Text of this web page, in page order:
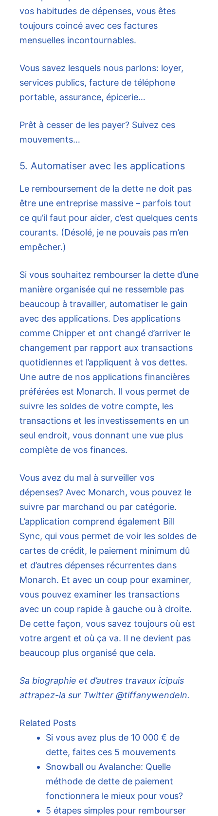
vos habitudes de dépenses, vous êtes
toujours coincé avec ces factures
mensuelles incontournables.
Vous savez lesquels nous parlons: loyer,
services publics, facture de téléphone
portable, assurance, épicerie…
Prêt à cesser de les payer? Suivez ces
mouvements…
5. Automatiser avec les applications
Le remboursement de la dette ne doit pas
être une entreprise massive – parfois tout
ce qu’il faut pour aider, c’est quelques cents
courants. (Désolé, je ne pouvais pas m’en
empêcher.)
Si vous souhaitez rembourser la dette d’une
manière organisée qui ne ressemble pas
beaucoup à travailler, automatiser le gain
avec des applications. Des applications
comme Chipper et ont changé d’arriver le
changement par rapport aux transactions
quotidiennes et l’appliquent à vos dettes.
Une autre de nos applications financières
préférées est Monarch. Il vous permet de
suivre les soldes de votre compte, les
transactions et les investissements en un
seul endroit, vous donnant une vue plus
complète de vos finances.
Vous avez du mal à surveiller vos
dépenses? Avec Monarch, vous pouvez le
suivre par marchand ou par catégorie.
L’application comprend également Bill
Sync, qui vous permet de voir les soldes de
cartes de crédit, le paiement minimum dû
et d’autres dépenses récurrentes dans
Monarch. Et avec un coup pour examiner,
vous pouvez examiner les transactions
avec un coup rapide à gauche ou à droite.
De cette façon, vous savez toujours où est
votre argent et où ça va. Il ne devient pas
beaucoup plus organisé que cela.
Sa biographie et d’autres travaux icipuis
attrapez-la sur Twitter @tiffanywendeln.
Related Posts
Si vous avez plus de 10 000 € de
dette, faites ces 5 mouvements
Snowball ou Avalanche: Quelle
méthode de dette de paiement
fonctionnera le mieux pour vous?
5 étapes simples pour rembourser